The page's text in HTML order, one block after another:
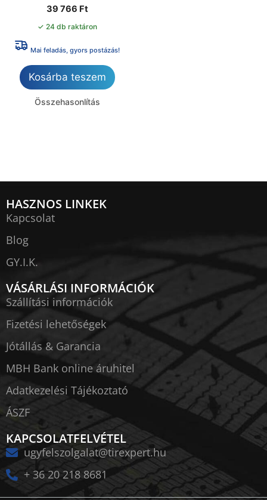
39 766 Ft
✓ 24 db raktáron
Mai feladás, gyors postázás!
Kosárba teszem
Összehasonlítás
HASZNOS LINKEK
Kapcsolat
Blog
GY.I.K.
VÁSÁRLÁSI INFORMÁCIÓK
Szállítási információk
Fizetési lehetőségek
Jótállás & Garancia
MBH Bank online áruhitel
Adatkezelési Tájékoztató
ÁSZF
KAPCSOLATFELVÉTEL
ugyfelszolgalat@tirexpert.hu
+ 36 20 218 8681